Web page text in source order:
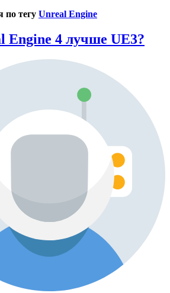
по тегу Unreal Engine
Engine 4 лучше UE3?